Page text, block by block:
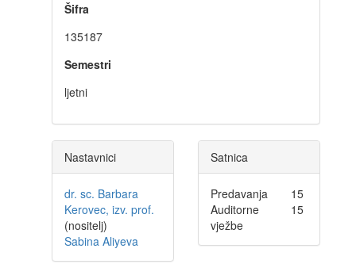
Šifra
135187
Semestri
ljetni
Nastavnici
dr. sc. Barbara
Kerovec, izv. prof.
(nositelj)
Sabina Aliyeva
Satnica
Predavanja
15
Auditorne
vježbe
15